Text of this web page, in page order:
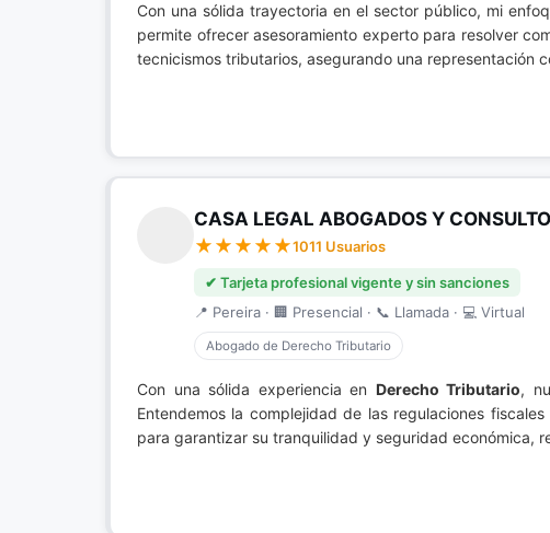
Con una sólida trayectoria en el sector público, mi
permite ofrecer asesoramiento experto para resolver
tecnicismos tributarios, asegurando una representación
CASA LEGAL ABOGADOS Y
1011 Usuarios
✔ Tarjeta profesional vigente y sin sanciones
📍 Pereira · 🏢 Presencial · 📞 Llamada · 💻 Virtual
Abogado de Derecho Tributario
Con una sólida experiencia en Derecho Tributario,
Entendemos la complejidad de las regulaciones
para garantizar su tranquilidad y seguridad económica,